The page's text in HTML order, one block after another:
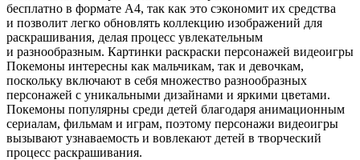
бесплатно в формате A4, так как это сэкономит их средства
и позволит легко обновлять коллекцию изображений для
раскрашивания, делая процесс увлекательным
и разнообразным. Картинки раскраски персонажей видеоигры
Покемоны интересны как мальчикам, так и девочкам,
поскольку включают в себя множество разнообразных
персонажей с уникальными дизайнами и яркими цветами.
Покемоны популярны среди детей благодаря анимационным
сериалам, фильмам и играм, поэтому персонажи видеоигры
вызывают узнаваемость и вовлекают детей в творческий
процесс раскрашивания.